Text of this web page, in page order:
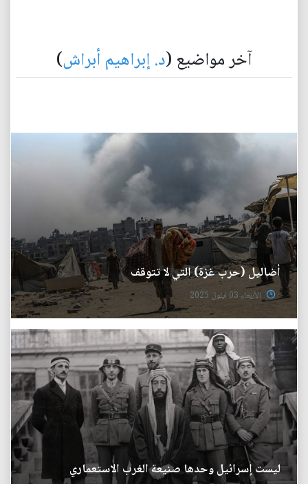
آخر مواضيع (د. إبراهيم أبراش)
أضاليل (حرب غزة) التي لا تتوقف
الأربعاء 03 ايلول 2025
ليست إسرائيل وحدها صنيعة الغرب الاستعماري